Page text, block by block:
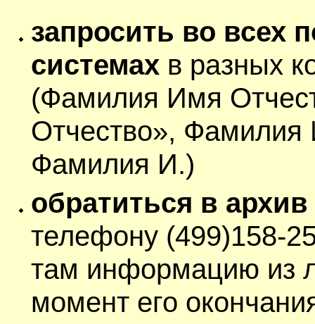
запросить во всех
системах в разных
(Фамилия Имя
Отчество»,
Фамилия И.)
обратиться в архив
телефону (499)158-
там информацию из
момент его